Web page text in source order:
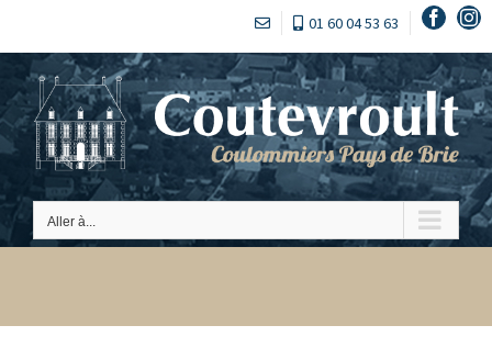
contenu
01 60 04 53 63
Aller à...